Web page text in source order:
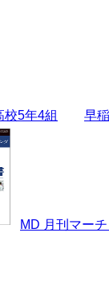
校5年4組 早
MD 月刊マー